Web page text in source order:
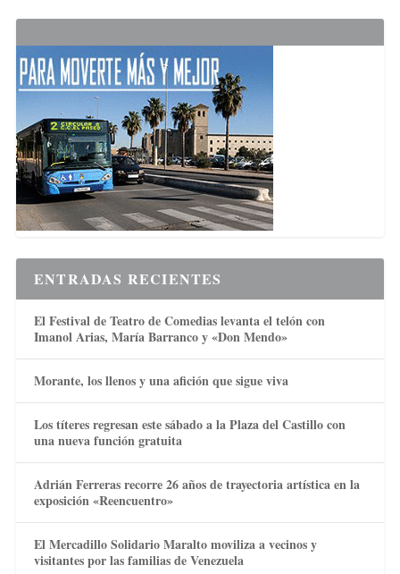
ENTRADAS RECIENTES
El Festival de Teatro de Comedias levanta el telón con
Imanol Arias, María Barranco y «Don Mendo»
Morante, los llenos y una afición que sigue viva
Los títeres regresan este sábado a la Plaza del Castillo con
una nueva función gratuita
Adrián Ferreras recorre 26 años de trayectoria artística en la
exposición «Reencuentro»
El Mercadillo Solidario Maralto moviliza a vecinos y
visitantes por las familias de Venezuela